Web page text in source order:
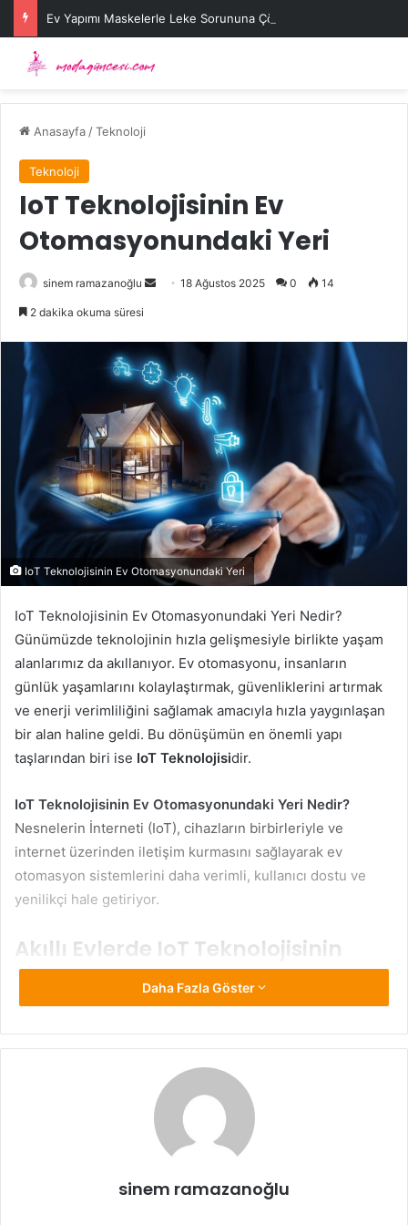
Ev Yapımı Maskelerle Leke Sorununa Çözüm Önerileri
Anasayfa /Teknoloji
Teknoloji
IoT Teknolojisinin Ev
Otomasyonundaki Yeri
sinem ramazanoğlu
Bir
göndermek
18 Ağustos 2025 0 14
2 dakika okuma süresi
IoT Teknolojisinin Ev Otomasyonundaki Yeri
IoT Teknolojisinin Ev Otomasyonundaki Yeri Nedir?
Günümüzde teknolojinin hızla gelişmesiyle birlikte yaşam
alanlarımız da akıllanıyor. Ev otomasyonu, insanların
günlük yaşamlarını kolaylaştırmak, güvenliklerini artırmak
ve enerji verimliliğini sağlamak amacıyla hızla yaygınlaşan
bir alan haline geldi. Bu dönüşümün en önemli yapı
taşlarından biri ise IoT Teknolojisidir.
IoT Teknolojisinin Ev Otomasyonundaki Yeri Nedir?
Nesnelerin İnterneti (IoT), cihazların birbirleriyle ve
internet üzerinden iletişim kurmasını sağlayarak ev
otomasyon sistemlerini daha verimli, kullanıcı dostu ve
yenilikçi hale getiriyor.
Akıllı Evlerde IoT Teknolojisinin
Kullanım Alanları
ısıtma-soğutma kontrollerinden ev aletlerinin yönetimine
süreçte farklı cihazların entegre edilmesini sağlayarak
kullanıcıların tüm evlerini tek bir merkezden kontrol
edebilmelerine imkân tanıyor.
Örneğin, akıllı aydınlatma sistemleri evde kimse
bulunmadığında ışıkları otomatik olarak kapatabiliyor veya
Daha Fazla Göster
sinem ramazanoğlu